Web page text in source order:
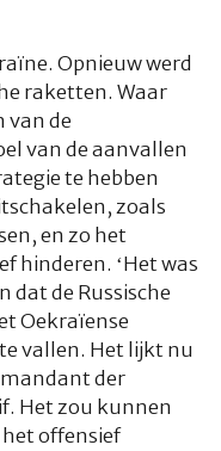
Opnieuw werd
raketten. Waar
van de
van de aanvallen
te hebben
zoals
en zo het
hinderen. ‘Het was
dat de Russische
Oekraïense
vallen. Het lijkt nu
der
Het zou kunnen
offensief